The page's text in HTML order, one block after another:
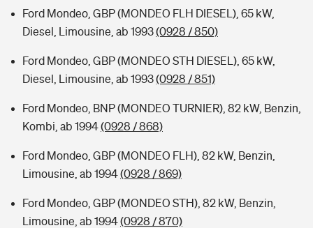
Ford Mondeo, GBP (MONDEO FLH DIESEL), 65 kW,
Diesel, Limousine, ab 1993(0928 / 850)
Ford Mondeo, GBP (MONDEO STH DIESEL), 65 kW,
Diesel, Limousine, ab 1993(0928 / 851)
Ford Mondeo, BNP (MONDEO TURNIER), 82 kW, Benzin,
Kombi, ab 1994(0928 / 868)
Ford Mondeo, GBP (MONDEO FLH), 82 kW, Benzin,
Limousine, ab 1994(0928 / 869)
Ford Mondeo, GBP (MONDEO STH), 82 kW, Benzin,
Limousine, ab 1994(0928 / 870)